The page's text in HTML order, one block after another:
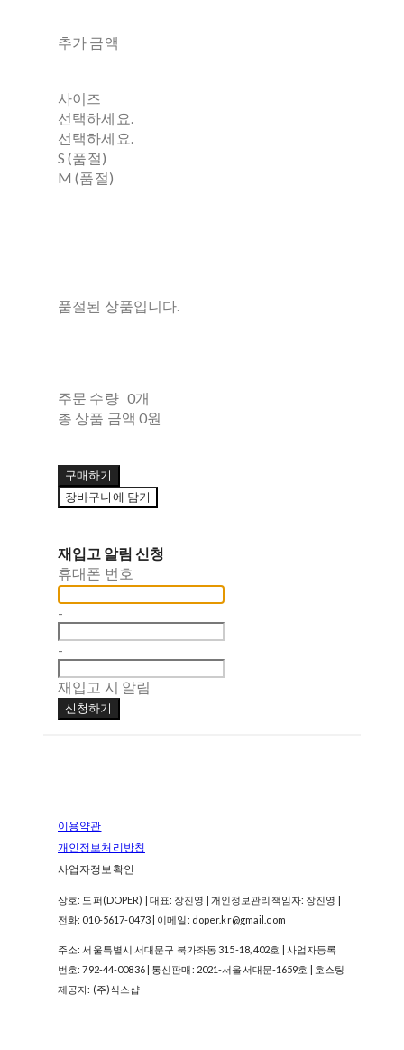
추가 금액
사이즈
선택하세요.
선택하세요.
S (품절)
M (품절)
품절된 상품입니다.
주문 수량 0개
총 상품 금액 0원
구매하기
장바구니에 담기
재입고 알림 신청
휴대폰 번호
-
-
재입고 시 알림
신청하기
이용약관
개인정보처리방침
사업자정보확인
상호: 도퍼(DOPER) | 대표: 장진영 | 개인정보관리책임자: 장진영 |
전화: 010-5617-0473 | 이메일: doper.kr@gmail.com
주소: 서울특별시 서대문구 북가좌동 315-18, 402호 | 사업자등록
번호:792-44-00836| 통신판매: 2021-서울서대문-1659호
| 호스팅
제공자: (주)식스샵